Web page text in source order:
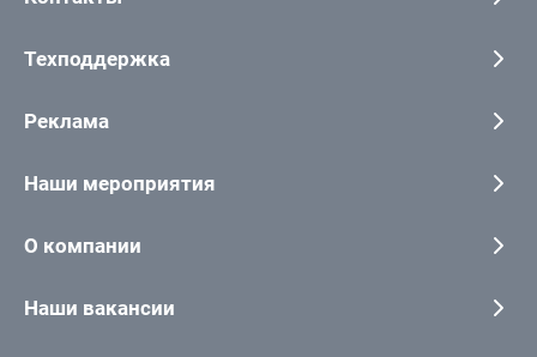
Техподдержка
Реклама
Наши мероприятия
О компании
Наши вакансии